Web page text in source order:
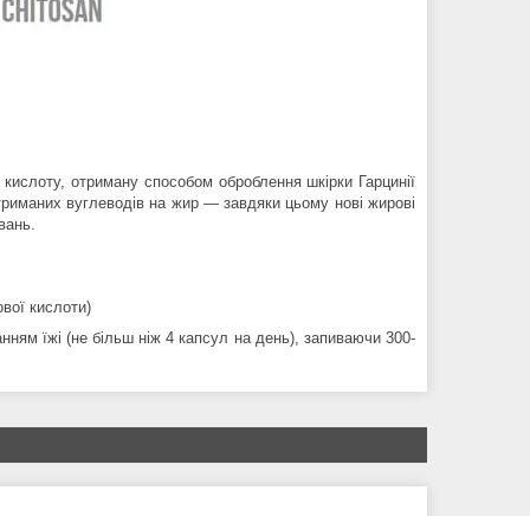
отриману способом оброблення шкірки Гарцинії
вуглеводів на жир — завдяки цьому нові жирові
кислоти)
їжі (не більш ніж 4 капсул на день), запиваючи 300-